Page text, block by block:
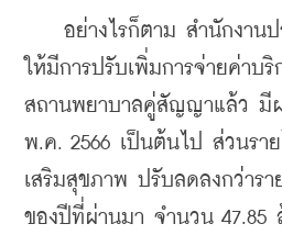
อย่างไรก็ตาม สำนักงานป
ให้มีการปรับเพิ่มการจ่ายค่าบ
สถานพยาบาลคู่สัญญาแล้ว มี
พ.ค. 2566 เป็นต้นไป ส่วนราย
เสริมสุขภาพ ปรับลดลงกว่ารา
ของปีที่ผ่านมา จำนวน 47.85